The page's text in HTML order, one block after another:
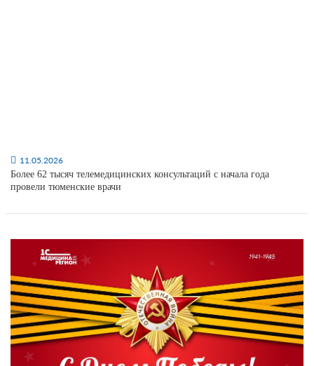
11.05.2026
Более 62 тысяч телемедицинских консультаций с начала года
провели тюменские врачи